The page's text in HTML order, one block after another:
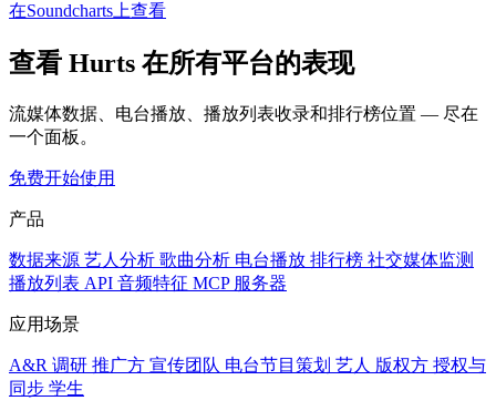
在Soundcharts上查看
查看 Hurts 在所有平台的表现
流媒体数据、电台播放、播放列表收录和排行榜位置 — 尽在
一个面板。
免费开始使用
产品
数据来源 艺人分析 歌曲分析 电台播放 排行榜 社交媒体监测
播放列表 API 音频特征 MCP 服务器
应用场景
A&R 调研 推广方 宣传团队 电台节目策划 艺人 版权方 授权与
同步 学生